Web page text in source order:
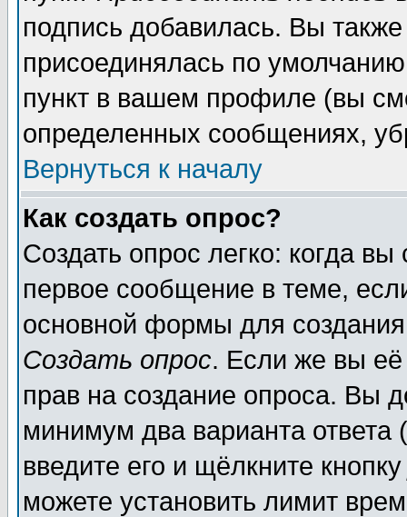
подпись добавилась. Вы
присоединялась по
пункт в вашем профиле (вы
определенных сообщениях,
Вернуться к началу
Как создать опрос?
Создать опрос легко: когда
первое сообщение в теме,
основной формы для
Создать опрос. Если же вы её
прав на создание опроса. Вы
минимум два варианта ответа
введите его и щёлкните
можете установить лимит